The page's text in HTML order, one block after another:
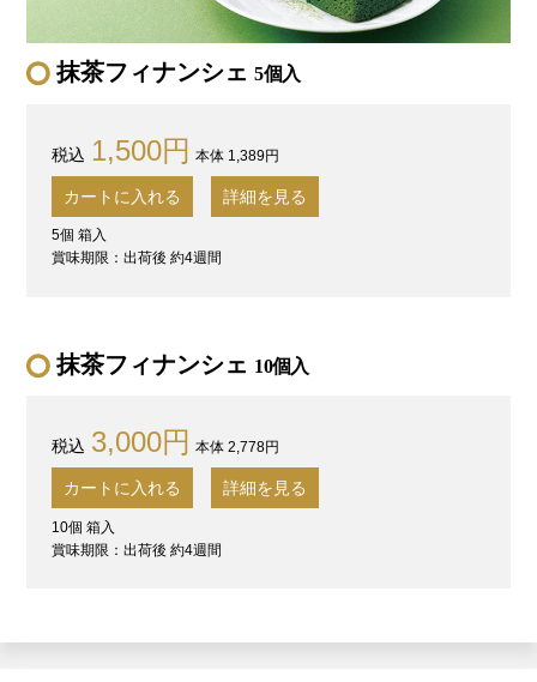
抹茶フィナンシェ5個入
1,500円 本体 1,389円
カートに入れる 詳細を見る
5個 箱入
賞味期限：出荷後 約4週間
抹茶フィナンシェ 10個入
3,000円 本体 2,778円
カートに入れる 詳細を見る
10個 箱入
賞味期限：出荷後 約4週間